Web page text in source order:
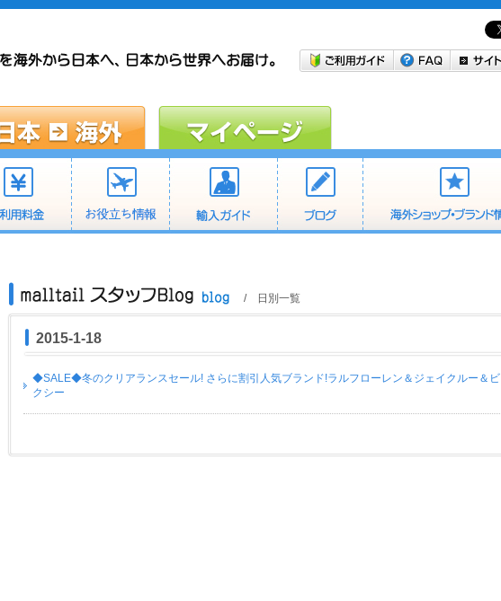
/ 日別一覧
2015-1-18
◆SALE◆冬のクリアランスセール! さらに割引人気ブランド!ラルフローレン＆ジェイクルー＆ビ
クシー